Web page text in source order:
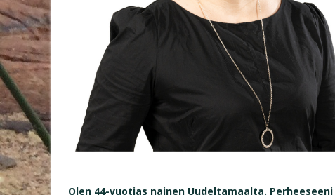
Olen 44-vuotias nainen Uudeltamaalta.